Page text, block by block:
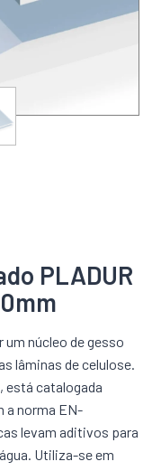
PLADUR
um núcleo de gesso
lâminas de celulose.
está catalogada
a norma EN-
levam aditivos para
Utiliza-se em